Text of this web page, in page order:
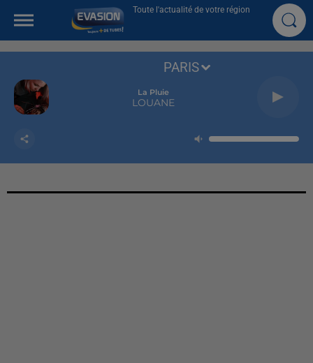
Toute l'actualité de votre région
La Pluie
LOUANE
PARIS